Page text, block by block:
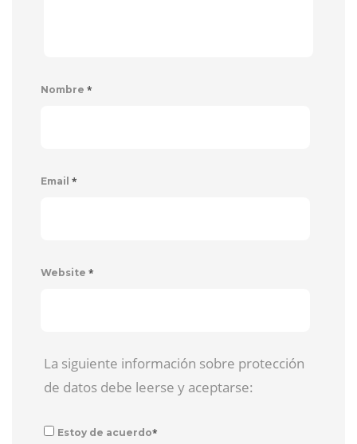
Nombre *
Email *
Website *
La siguiente información sobre protección
de datos debe leerse y aceptarse:
Estoy de acuerdo*